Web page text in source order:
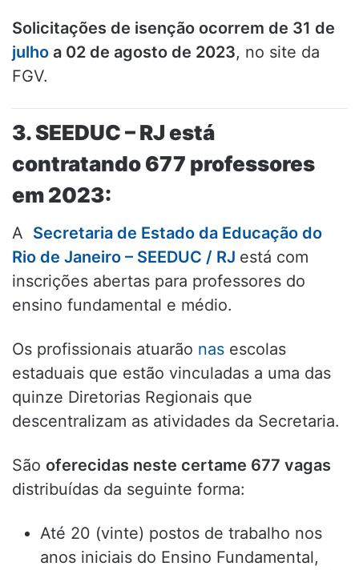
Solicitações de isenção ocorrem de 31 de
julho a 02 de agosto de 2023, no site da
FGV.
3. SEEDUC – RJ está
contratando 677 professores
em 2023:
A Secretaria de Estado da Educação do
Rio de Janeiro – SEEDUC / RJ está com
inscrições abertas para professores do
ensino fundamental e médio.
Os profissionais atuarão nas escolas
estaduais que estão vinculadas a uma das
quinze Diretorias Regionais que
descentralizam as atividades da Secretaria.
São oferecidas neste certame 677 vagas
distribuídas da seguinte forma:
Até 20 (vinte) postos de trabalho nos
anos iniciais do Ensino Fundamental,